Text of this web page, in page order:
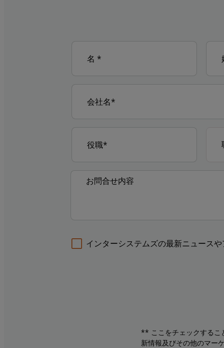
インターシステムズの最新ニュース
** ここをチェックするこ
新情報及びその他のマー